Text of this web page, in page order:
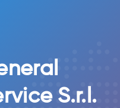
S.r.l.